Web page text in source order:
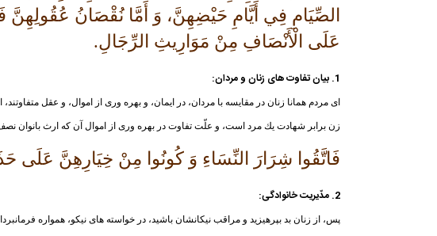
الصِّيَامِ فِي أَيَّامِ حَيْضِهِنَّ، وَ أَمَّا نُقْصَانُ
عَلَى الْأَنْصَافِ مِنْ مَوَارِيثِ الرِّجَالِ.
1. بيان تفاوت هاى زنان و مردان:
اى مردم همانا زنان در مقايسه با مردان، در ايمان، و بهره ورى از اموال، و عقل
زن برابر شهادت يك مرد است، و علّت تفاوت در بهره ورى از اموال آن كه ارث بانوان
فَاتَّقُوا شِرَارَ النِّسَاءِ وَ كُونُوا مِنْ خِيَارِهِنَّ
2. مدّيريت خانوادگى:
پس، از زنان بد بپرهيزيد و مراقب نيكانشان باشيد، در خواسته هاى نيكو، همواره